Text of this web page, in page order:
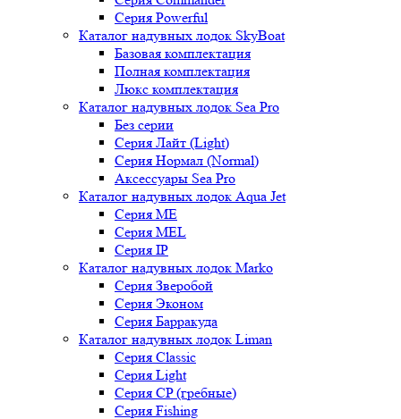
Серия Powerful
Каталог надувных лодок SkyBoat
Базовая комплектация
Полная комплектация
Люкс комплектация
Каталог надувных лодок Sea Pro
Без серии
Серия Лайт (Light)
Серия Нормал (Normal)
Аксессуары Sea Pro
Каталог надувных лодок Aqua Jet
Серия ME
Серия MEL
Серия IP
Каталог надувных лодок Marko
Серия Зверобой
Серия Эконом
Серия Барракуда
Каталог надувных лодок Liman
Серия Classic
Серия Light
Серия CP (гребные)
Серия Fishing